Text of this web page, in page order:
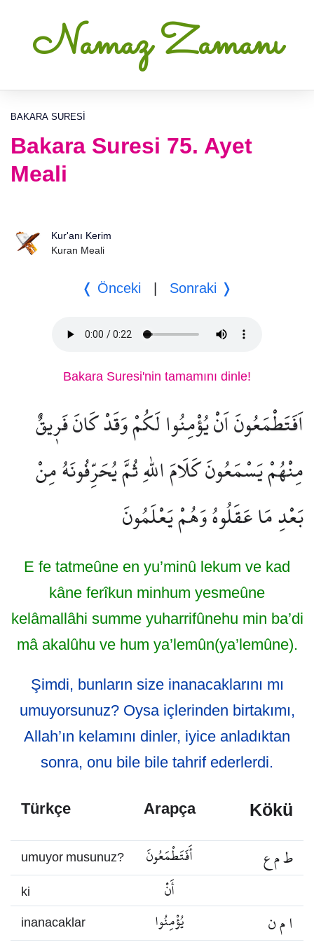
Namaz Zamanı
BAKARA SURESI
Bakara Suresi 75. Ayet
Meali
Kur'anı Kerim
Kuran Meali
❬ Önceki Sonraki ❭
Bakara Suresi'nin tamamını dinle!
اَفَتَطْمَعُونَ اَنْ يُؤْمِنُوا لَكُمْ وَقَدْ كَانَ فَر۪يقٌ
مِنْهُمْ يَسْمَعُونَ كَلَامَ اللّٰهِ ثُمَّ يُحَرِّفُونَهُ مِنْ
بَعْدِ مَا عَقَلُوهُ وَهُمْ يَعْلَمُونَ
E fe tatmeûne en yu’minû lekum ve kad
kâne ferîkun minhum yesmeûne
kelâmallâhi summe yuharrifûnehu min ba’di
mâ akalûhu ve hum ya’lemûn(ya’lemûne).
Şimdi, bunların size inanacaklarını mı
umuyorsunuz? Oysa içlerinden birtakımı,
Allah’ın kelamını dinler, iyice anladıktan
sonra, onu bile bile tahrif ederlerdi.
Türkçe Arapça Kökü
umuyor musunuz? أَفَتَطْمَعُونَ ط م ع
ki أَنْ
inanacaklar يُؤْمِنُوا ا م ن